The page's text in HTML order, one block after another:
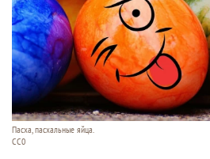
Пасха, пасхальные яйца.
СС0